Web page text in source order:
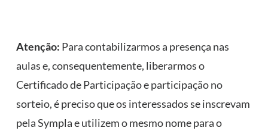
Atenção: Para contabilizarmos a presença nas
aulas e, consequentemente, liberarmos o
Certificado de Participação e participação no
sorteio, é preciso que os interessados se inscrevam
pela Sympla e utilizem o mesmo nome para o